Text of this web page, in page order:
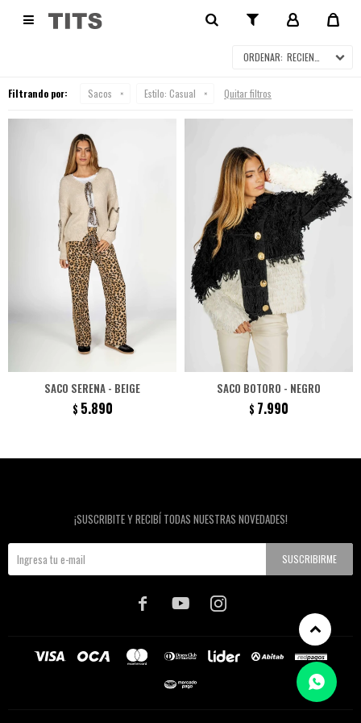
 SACOS
RECIENTES
Filtrando por: Sacos Estilo: Casual Quitar filtros
SACO SERENA - BEIGE
$ 5.890
SACO BOTORO - NEGRO
$ 7.990
¡SUSCRIBITE Y RECIBÍ TODAS NUESTRAS NOVEDADES!
SUSCRIBIRME
  